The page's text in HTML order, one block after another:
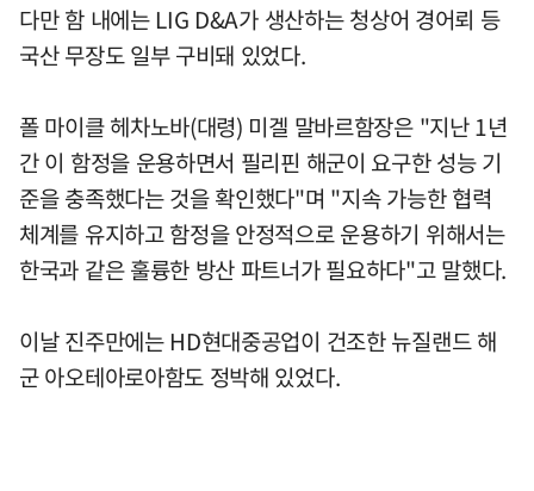
다만 함 내에는 LIG D&A가 생산하는 청상어 경어뢰 등
국산 무장도 일부 구비돼 있었다.
폴 마이클 헤차노바(대령) 미겔 말바르함장은 "지난 1년
간 이 함정을 운용하면서 필리핀 해군이 요구한 성능 기
준을 충족했다는 것을 확인했다"며 "지속 가능한 협력
체계를 유지하고 함정을 안정적으로 운용하기 위해서는
한국과 같은 훌륭한 방산 파트너가 필요하다"고 말했다.
이날 진주만에는 HD현대중공업이 건조한 뉴질랜드 해
군 아오테아로아함도 정박해 있었다.